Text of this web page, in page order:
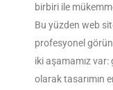
birbiri ile
Bu yüzden web
profesyonel
iki aşamamız
olarak tasarımın